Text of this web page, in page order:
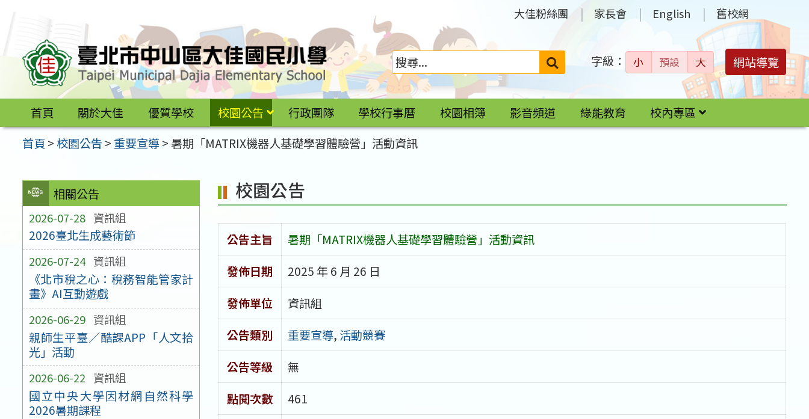
區
大佳粉絲團 家長會 English 舊校網
搜
字級： 小 預設 大 網站導覽
首頁 關於大佳 優質學校 校園公告 行政團隊 學校行事曆 校園相簿 影音頻道 綠能教育
校內專區
首頁 >校園公告 > 重要宣導> 暑期「MATRIX機器人基礎學習體驗營」活動資訊
相關公告
2026-07-28 資訊組
2026臺北生成藝術節
2026-07-24 資訊組
《北市稅之心：稅務智能管家計
畫》AI互動遊戲
2026-06-29 資訊組
親師生平臺／酷課APP「人文拾
光」活動
2026-06-22 資訊組
國立中央大學因材網自然科學
2026暑期課程
校園公告
公告主旨
暑期「MATRIX機器人基礎學習體驗營」活動資訊
發佈日期
2025 年 6 月 26 日
發佈單位
資訊組
公告類別
重要宣導, 活動競賽
公告等級
無
點閱次數
461